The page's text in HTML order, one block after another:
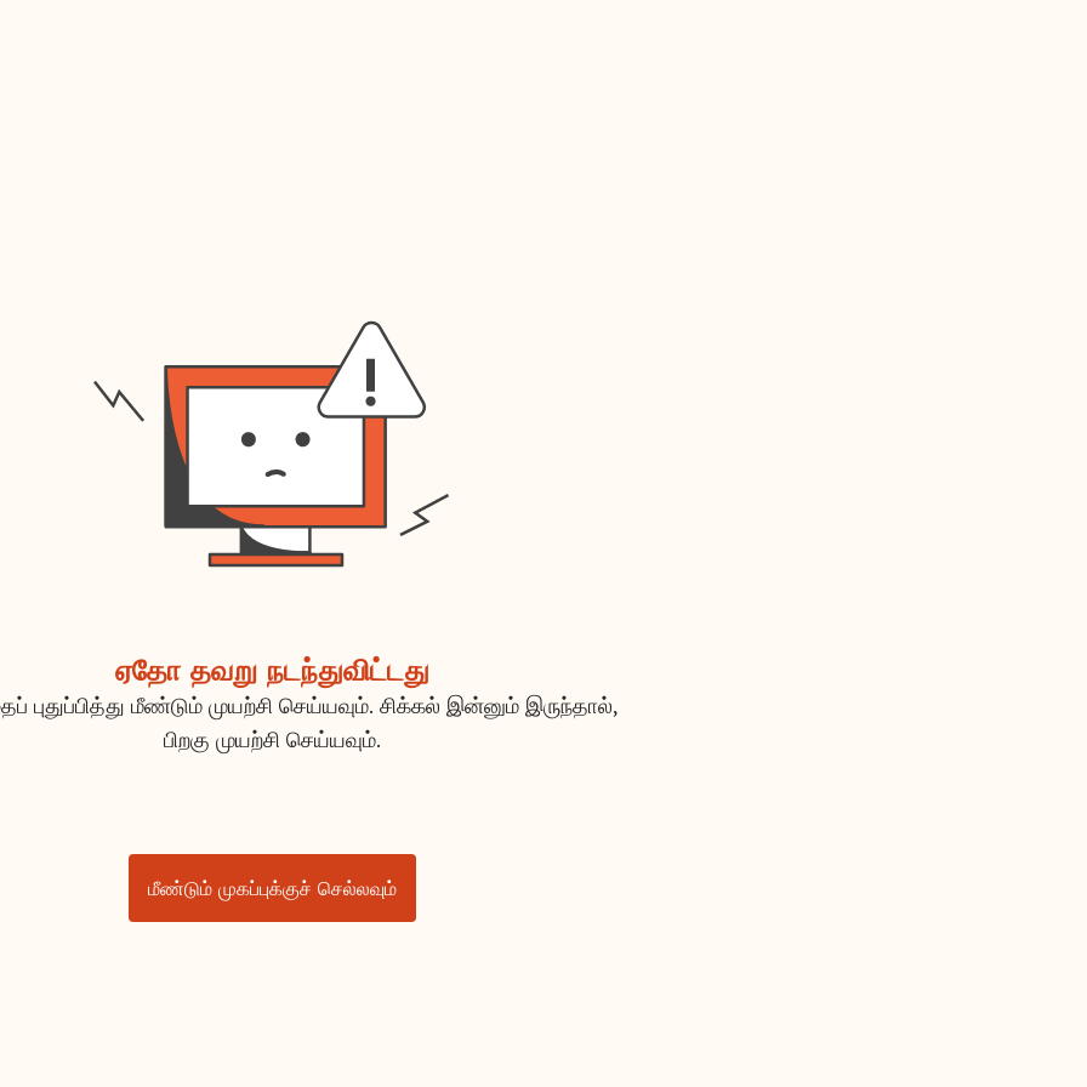
ஏதோ தவறு நடந்துவிட்டது
புதுப்பித்து மீண்டும் முயற்சி செய்யவும். சிக்கல் இன்னும் இருந்தால்,
பிறகு முயற்சி செய்யவும்.
மீண்டும் முகப்புக்குச் செல்லவும்